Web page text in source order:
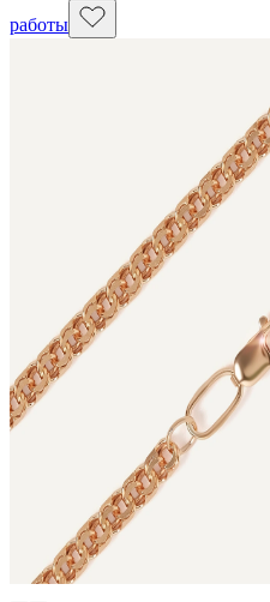
работы